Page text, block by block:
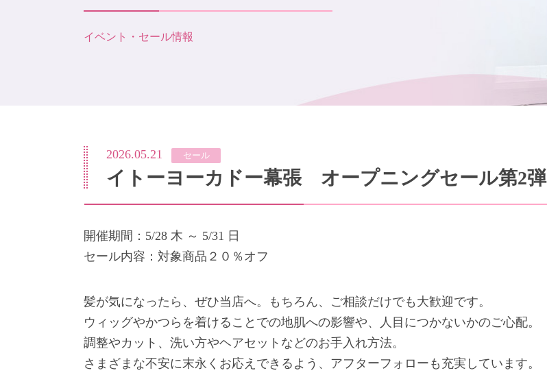
イベント・セール情報
2026.05.21 セール
イトーヨーカドー幕張 オープニングセール第2弾
開催期間：5/28 木 ～ 5/31 日
セール内容：対象商品２０％オフ
髪が気になったら、ぜひ当店へ。もちろん、ご相談だけでも大歓迎です。
ウィッグやかつらを着けることでの地肌への影響や、人目につかないかのご心配。
調整やカット、洗い方やヘアセットなどのお手入れ方法。
さまざまな不安に末永くお応えできるよう、アフターフォローも充実しています。